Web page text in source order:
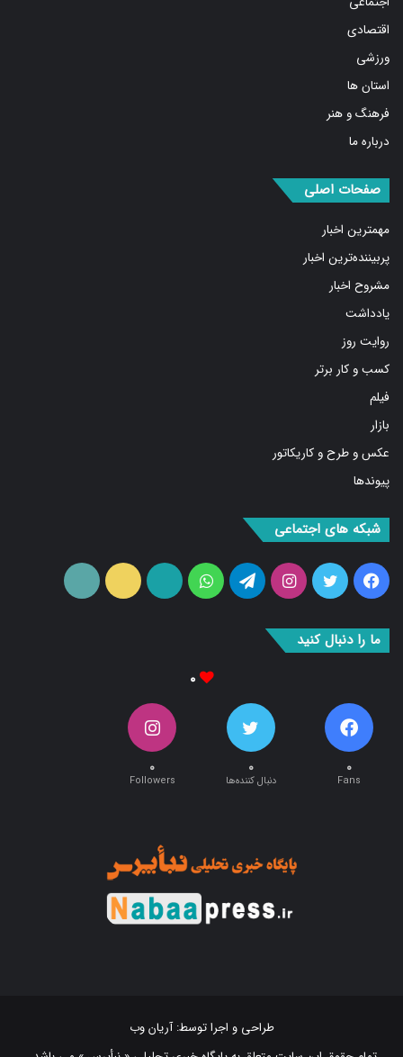
فرهنگ و هنر
صفحات اصلی
شبکه های اجتماعی
فیس
بوک
توییتراینستاگرام
تلگرامواتس
آپ
آپارات ایتا
ما را دنبال کنید
۰
Fans
۰
دنبال کننده‌ها
۰
Followers
طراحی و اجرا توسط:آریان وب
تمام حقوق این سایت متعلق به پایگاه خبری تحلیلی « نبأپرس » می باشد .